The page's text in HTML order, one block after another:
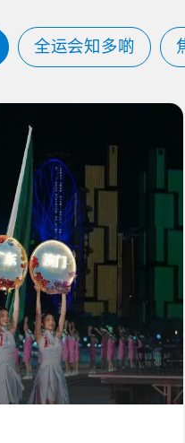
全运会知多啲